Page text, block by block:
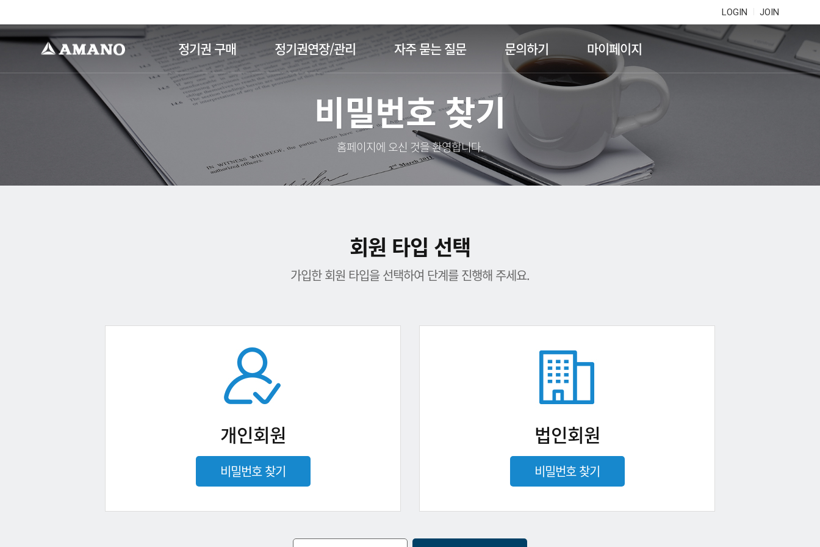
LOGIN JOIN
정기권 구매 정기권연장/관리 자주 묻는 질문 문의하기 마이페이지
비밀번호 찾기
홈페이지에 오신 것을 환영합니다.
회원 타입 선택
가입한 회원 타입을 선택하여 단계를 진행해 주세요.
개인회원
비밀번호 찾기
법인회원
비밀번호 찾기